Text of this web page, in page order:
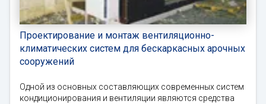
Проектирование и монтаж вентиляционно-
климатических систем для бескаркасных арочных
сооружений
Одной из основных составляющих современных систем
кондиционирования и вентиляции являются средства